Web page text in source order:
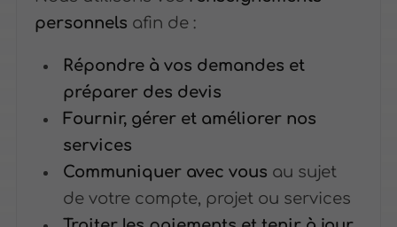
personnels afin de :
Répondre à vos demandes et
préparer des devis
Fournir, gérer et améliorer nos
services
Communiquer avec vous au sujet
de votre compte, projet ou services